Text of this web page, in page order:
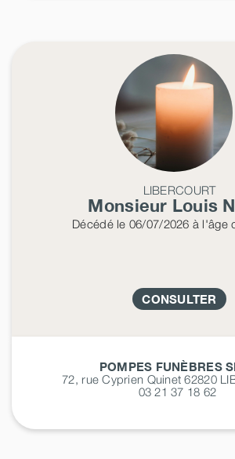
LIBERCOURT
Monsieur Louis
Décédéle 06/07/2026 à l'âge
CONSULTER
POMPES FUNÈBRES
72, rue Cyprien Quinet 62820
03 21 37 18 62